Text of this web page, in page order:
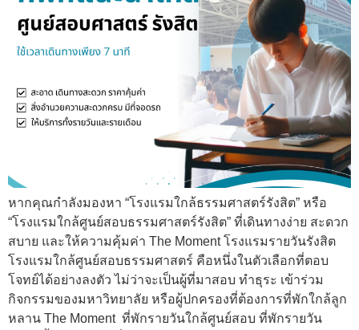
หากคุณกำลังมองหา “โรงแรมใกล้ธรรมศาสตร์รังสิต” หรือ
“โรงแรมใกล้ศูนย์สอบธรรมศาสตร์รังสิต” ที่เดินทางง่าย สะดวก
สบาย และให้ความคุ้มค่า The Moment โรงแรมรายวันรังสิต
โรงแรมใกล้ศูนย์สอบธรรมศาสตร์ คือหนึ่งในตัวเลือกที่ตอบ
โจทย์ได้อย่างลงตัว ไม่ว่าจะเป็นผู้ที่มาสอบ ทำธุระ เข้าร่วม
กิจกรรมของมหาวิทยาลัย หรือผู้ปกครองที่ต้องการที่พักใกล้ลูก
หลาน The Moment ที่พักรายวันใกล้ศูนย์สอบ ที่พักรายวัน